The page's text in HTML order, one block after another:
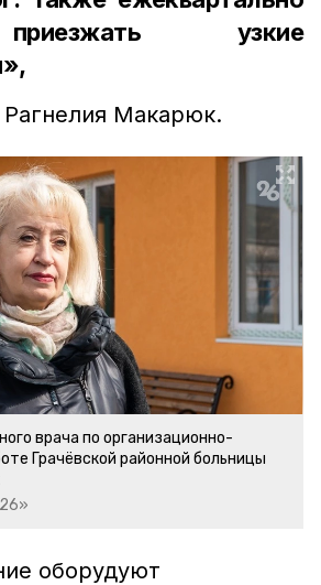
узкие
Макарюк.
врача по организационно-
Грачёвской районной больницы
оборудуют